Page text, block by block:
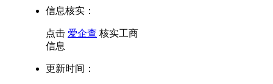
信息核实：
点击 爱企查 核实工商
信息
更新时间：